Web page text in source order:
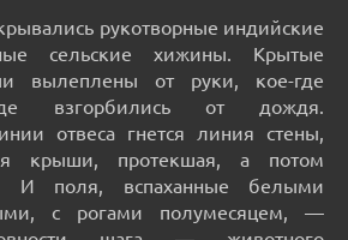
рукотворные индийские
сельские хижины. Крытые
вылеплены от руки, кое-где
взгорбились от дождя.
отвеса гнется линия стены,
крыши, протекшая, а потом
И поля, вспаханные белыми
с рогами полумесяцем, —